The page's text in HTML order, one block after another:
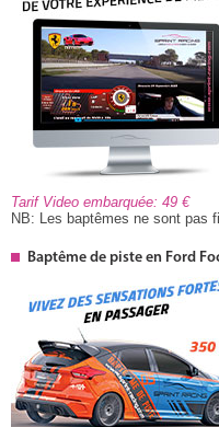
Tarif Video embarquée: 49
NB: Les baptêmes ne sont pas
Baptême de piste en Ford